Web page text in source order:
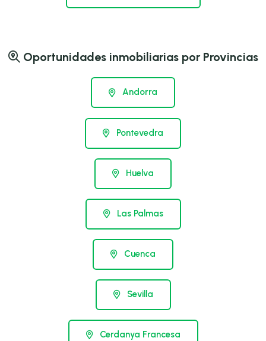
Oportunidades inmobiliarias por Provincias
Andorra
Pontevedra
Huelva
Las Palmas
Cuenca
Sevilla
Cerdanya Francesa